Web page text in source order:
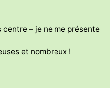
– je ne me présente
et nombreux !